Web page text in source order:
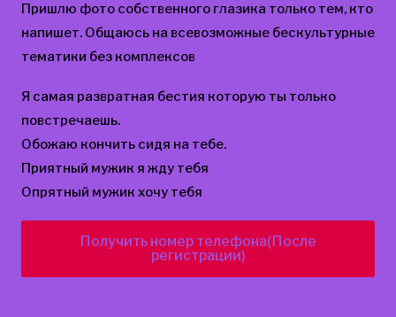
Пришлю фото собственного глазика только тем, кто
напишет. Общаюсь на всевозможные бескультурные
тематики без комплексов
Я самая развратная бестия которую ты только
повстречаешь.
Обожаю кончить сидя на тебе.
Приятный мужик я жду тебя
Опрятный мужик хочу тебя
Получить номер телефона(После
регистрации)